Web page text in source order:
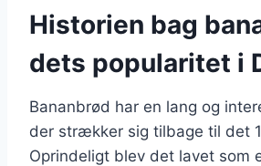
Historien bag
dets popularitet i
Bananbrød har en lang og
der strækker sig tilbage til det
Oprindeligt blev det lavet som